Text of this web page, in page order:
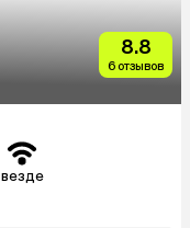
8.8
6 отзывов
везде